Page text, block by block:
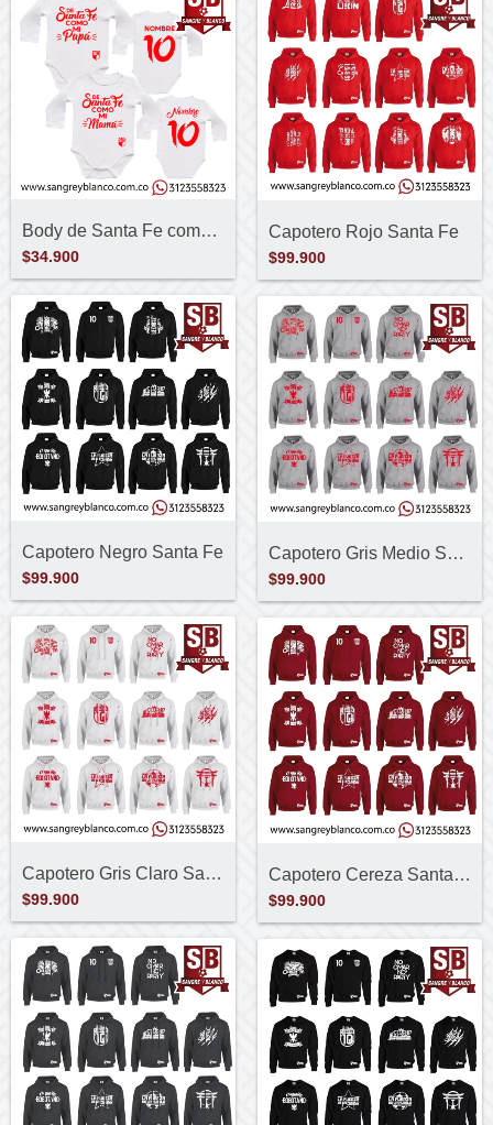
Body de Santa Fe como mi... Personalizad...
$34.900
Capotero Rojo Santa Fe
$99.900
Capotero Negro Santa Fe
$99.900
Capotero Gris Medio Santa Fe
$99.900
Capotero Gris Claro Santa Fe
$99.900
Capotero Cereza Santa Fe
$99.900